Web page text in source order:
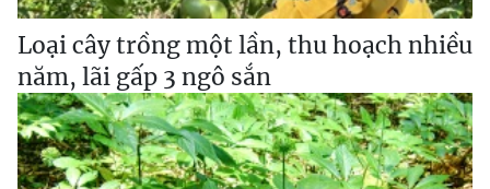
Loại cây trồng một lần, thu hoạch nhiều
năm, lãi gấp 3 ngô sắn